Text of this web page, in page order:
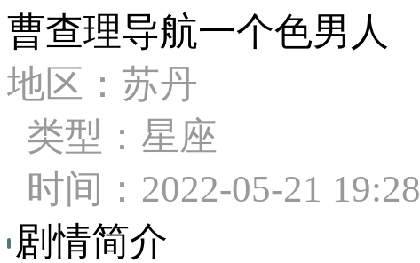
曹查理导航一个色男人
地区：苏丹
类型：星座
时间：2022-05-21 19:28
剧情简介